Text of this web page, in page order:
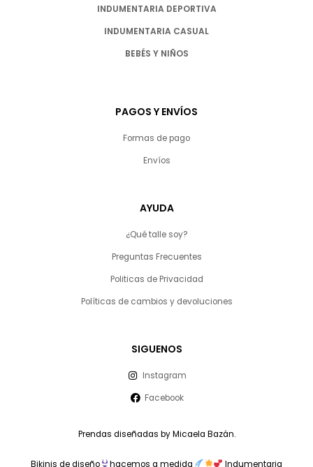
INDUMENTARIA DEPORTIVA
INDUMENTARIA CASUAL
BEBÉS Y NIÑOS
PAGOS Y ENVÍOS
Formas de pago
Envíos
AYUDA
¿Qué talle soy?
Preguntas Frecuentes
Politicas de Privacidad
Políticas de cambios y devoluciones
SIGUENOS
Instagram
Facebook
Prendas diseñadas by Micaela Bazán.
Bikinis de diseño hacemos a medida Indumentaria